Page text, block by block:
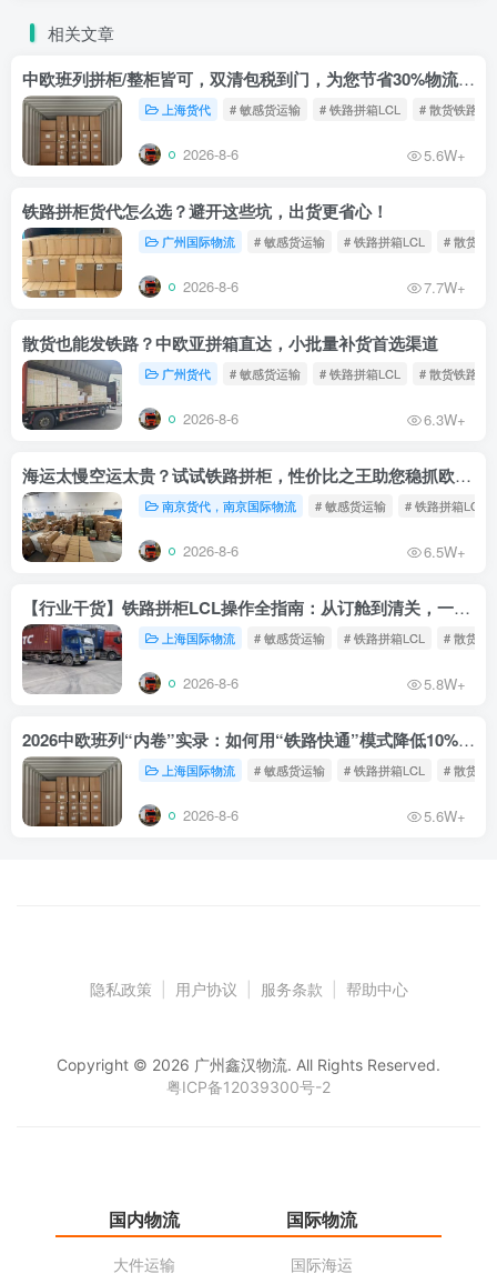
相关文章
中欧班列拼柜/整柜皆可，双清包税到门，为您节省30%物流成本！
上海货代 # 敏感货运输 # 铁路拼箱LCL # 散货铁路
2026-8-6 5.6W+
铁路拼柜货代怎么选？避开这些坑，出货更省心！
广州国际物流 # 敏感货运输 # 铁路拼箱LCL # 散货铁
2026-8-6 7.7W+
散货也能发铁路？中欧亚拼箱直达，小批量补货首选渠道
广州货代 # 敏感货运输 # 铁路拼箱LCL # 散货铁路
2026-8-6 6.3W+
海运太慢空运太贵？试试铁路拼柜，性价比之王助您稳抓欧洲市场
南京货代，南京国际物流 # 敏感货运输 # 铁路拼箱LCL
2026-8-6 6.5W+
【行业干货】铁路拼柜LCL操作全指南：从订舱到清关，一文读懂
上海国际物流 # 敏感货运输 # 铁路拼箱LCL # 散货铁
2026-8-6 5.8W+
2026中欧班列“内卷”实录：如何用“铁路快通”模式降低10%物流成本？
上海国际物流 # 敏感货运输 # 铁路拼箱LCL # 散货铁
2026-8-6 5.6W+
隐私政策 用户协议 服务条款 帮助中心
Copyright © 2026 广州鑫汉物流. All Rights Reserved.
粤ICP备12039300号-2
国内物流
大件运输
国际物流
国际海运